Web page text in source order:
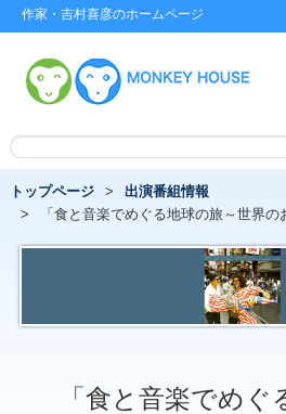
作家・吉村喜彦のホームページ
トップページ
出演番組情報
「食と音楽でめぐる地球の旅～世界の
「食と音楽でめぐ